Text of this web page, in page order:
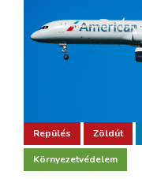
Repülés Zöldút
Környezetvédelem